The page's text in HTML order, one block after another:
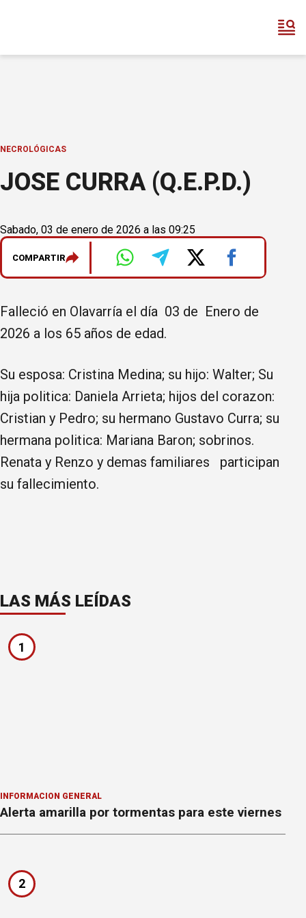
NECROLÓGICAS
JOSE CURRA (Q.E.P.D.)
Sabado, 03 de enero de 2026 a las 09:25
COMPARTIR
Falleció en Olavarría el día 03 de Enero de
2026 a los 65 años de edad.
Su esposa: Cristina Medina; su hijo: Walter; Su
hija politica: Daniela Arrieta; hijos del corazon:
Cristian y Pedro; su hermano Gustavo Curra; su
hermana politica: Mariana Baron; sobrinos.
Renata y Renzo y demas familiares participan
su fallecimiento.
LAS MÁS LEÍDAS
1
INFORMACION GENERAL
Alerta amarilla por tormentas para este viernes
2